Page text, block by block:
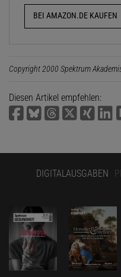
BEI AMAZON.DE KAUFEN
Copyright 2000 Spektrum
Diesen Artikel empfehlen:
DIGITALAUSGABEN